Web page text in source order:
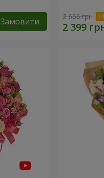
Замовити 2 666 грн